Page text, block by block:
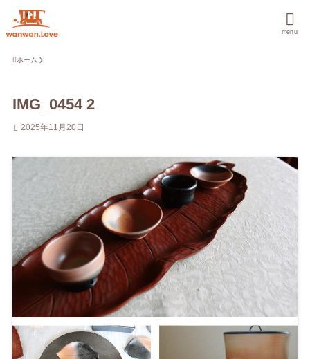
menu
ホーム
IMG_0454 2
2025年11月20日